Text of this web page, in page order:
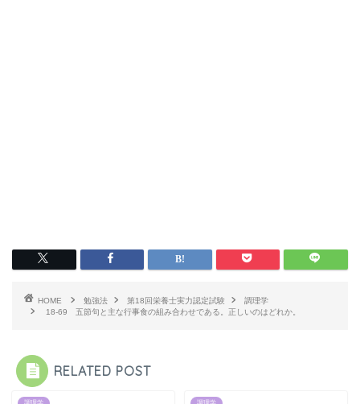
HOME 勉強法 第18回栄養士実力認定試験
調理学
18-69 五節句と主な行事食の組み合わせである。正しいのはどれか。
RELATED POST